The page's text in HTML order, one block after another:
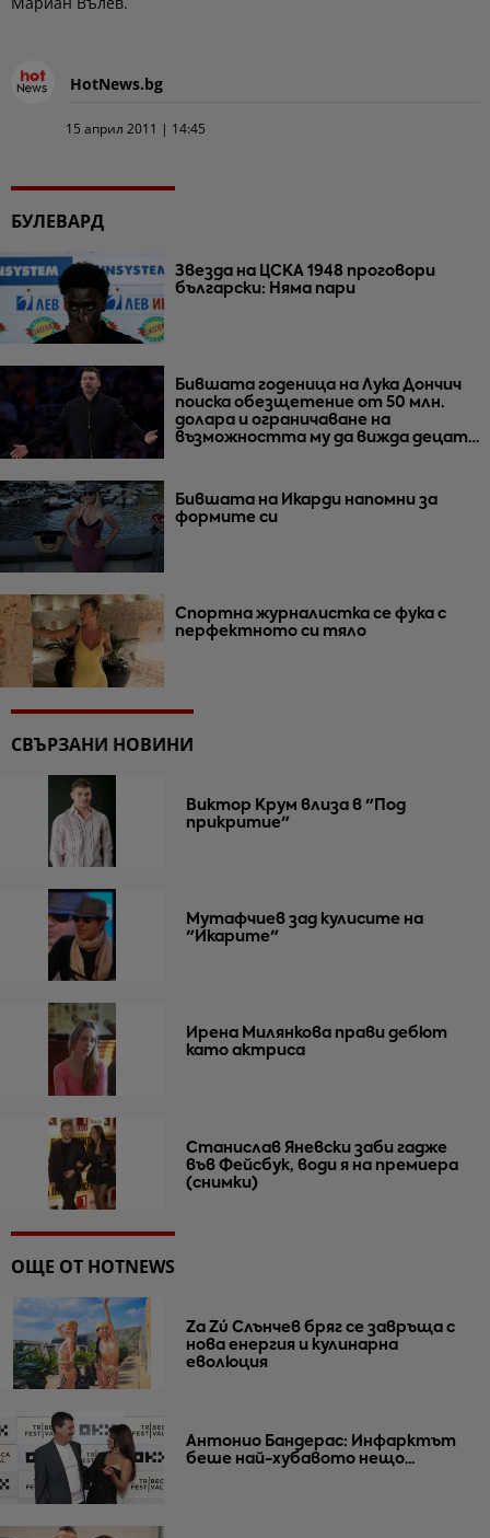
HotNews.bg
15 април 2011 | 14:45
БУЛЕВАРД
Звезда на ЦСКА 1948 проговори
български: Няма пари
Бившата годеница на Лука Дончич
поиска обезщетение от 50 млн.
долара и ограничаване на
възможността му да вижда децата
Бившата на Икарди напомни за
формите си
Спортна журналистка се фука с
перфектното си тяло
СВЪРЗАНИ НОВИНИ
Виктор Крум влиза в "Под
прикритие"
Мутафчиев зад кулисите на
"Икарите"
Ирена Милянкова прави дебют
като актриса
Станислав Яневски заби гадже
във Фейсбук, води я на премиера
(снимки)
ОЩЕ ОТ HOTNEWS
Za Zú Слънчев бряг се завръща с
нова енергия и кулинарна
еволюция
Антонио Бандерас: Инфарктът
беше най-хубавото нещо...